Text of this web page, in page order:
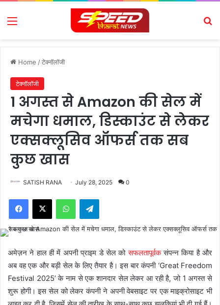
Menu
Home /टेक्नॉलॉजी
टेक्नॉलॉजी
1 अगस्त से Amazon की सेल में
मचेगा धमाल, डिस्काउंट से लेकर
एक्सक्लूसिव ऑफर्स तक सब
कुछ खास
SATISH RANA July 28, 2025 0
Facebook
X WhatsAppTelegram
अमेज़न ने हाल ही में अपनी प्राइम डे सेल कोसफलतापूर्वकसंपन्न किया है और
अब वह एक और बड़ी सेल के लिए तैयार है। इस बार कंपनी ‘Great Freedom
Festival 2025’ के नाम से एक शानदार सेल लेकर आ रही है, जो 1 अगस्त से
शुरू होगी। इस सेल को लेकर कंपनी ने अपनी वेबसाइट पर एक माइक्रोसाइट भी